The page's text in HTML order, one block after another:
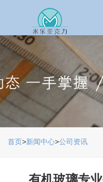
首页>新闻中心>公司资讯
有机玻璃专